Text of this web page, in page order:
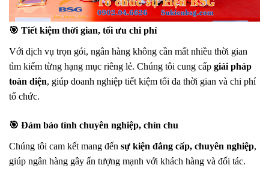
🎯 Tiết kiệm thời gian, tối ưu chi phí
Với dịch vụ trọn gói, ngân hàng không cần mất nhiều thời gian
tìm kiếm từng hạng mục riêng lẻ. Chúng tôi cung cấp giải pháp
toàn diện, giúp doanh nghiệp tiết kiệm tối đa thời gian và chi phí
tổ chức.
🎯 Đảm bảo tính chuyên nghiệp, chỉn chu
Chúng tôi cam kết mang đến sự kiện đẳng cấp, chuyên nghiệp,
giúp ngân hàng gây ấn tượng mạnh với khách hàng và đối tác.